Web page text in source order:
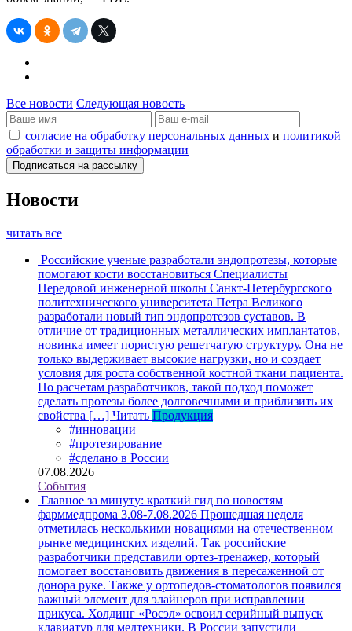
Все новости Следующая новость
согласие на обработку персональных данных и политикой
обработки и защиты информации
Новости
читать все
Российские ученые разработали эндопротезы, которые
помогают кости восстановиться Специалисты
Передовой инженерной школы Санкт-Петербургского
политехнического университета Петра Великого
разработали новый тип эндопротезов суставов. В
отличие от традиционных металлических имплантатов,
новинка имеет пористую решетчатую структуру. Она не
только выдерживает высокие нагрузки, но и создает
условия для роста собственной костной ткани пациента.
По расчетам разработчиков, такой подход поможет
сделать протезы более долговечными и приблизить их
свойства […] Читать Продукция
#инновации
#протезирование
#сделано в России
07.08.2026
События
Главное за минуту: краткий гид по новостям
фарммедпрома 3.08-7.08.2026 Прошедшая неделя
отметилась несколькими новациями на отечественном
рынке медицинских изделий. Так российские
разработчики представили ортез-тренажер, который
помогает восстановить движения в пересаженной от
донора руке. Также у ортопедов-стоматологов появился
важный элемент для элайнеров при исправлении
прикуса. Холдинг «Росэл» освоил серийный выпуск
клавиатур для медтехники. В России запустили